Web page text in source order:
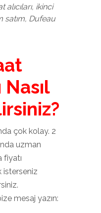
ikinci
satım, Dufeau
Nasıl
çok kolay. 2
uzman
fiyatı
isterseniz
mesaj yazın: